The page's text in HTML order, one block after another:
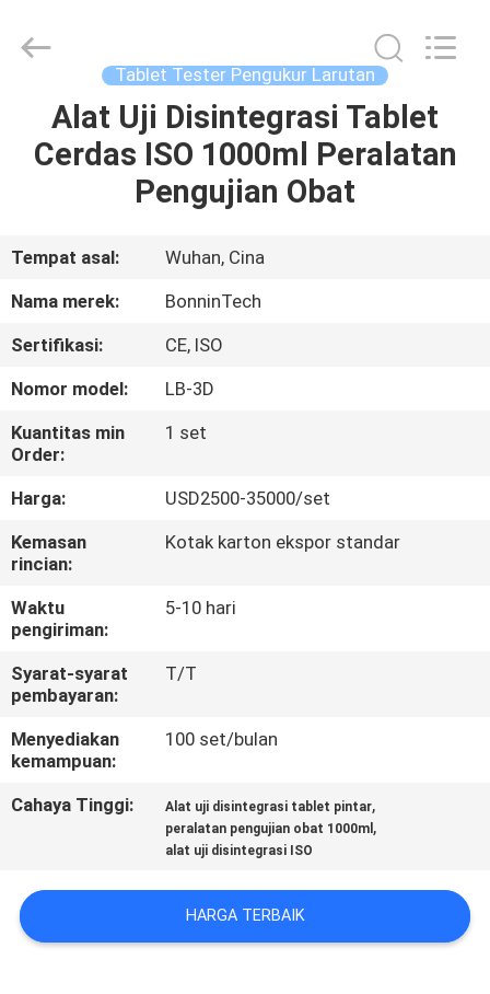
RUMAH
VIDEO
KAMI
TUR
PABRIK
KONTROL
KUALITAS
HUBUNGI
KAMI
PERMINTAAN
PENAWARAN
PRIVACY
Technology
Tablet Tester Pengukur Larutan
Alat Uji Disintegrasi Tablet
Cerdas ISO 1000ml Peralatan
Pengujian Obat
Tempat asal:
Wuhan, Cina
Nama merek:
BonninTech
Sertifikasi:
CE, ISO
Nomor model:
LB-3D
Kuantitas min
Order:
1 set
Harga:
USD2500-35000/set
Kemasan
rincian:
Kotak karton ekspor standar
Waktu
pengiriman:
5-10 hari
Syarat-syarat
pembayaran:
T/T
Menyediakan
kemampuan:
100 set/bulan
Cahaya Tinggi: Alat uji disintegrasi tablet pintar,
peralatan pengujian obat 1000ml ,
alat uji disintegrasi ISO
HARGA TERBAIK